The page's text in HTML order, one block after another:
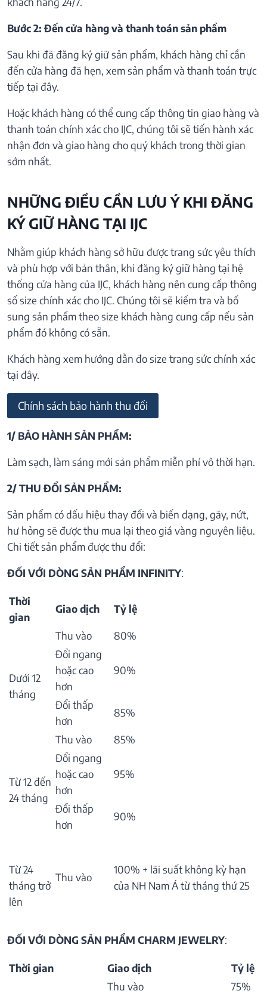
Bước 2: Đến cửa hàng và thanh toán sản phẩm
Sau khi đã đăng ký giữ sản phẩm, khách hàng chỉ cần
đến cửa hàng đã hẹn, xem sản phẩm và thanh toán trực
tiếp tại đây.
Hoặc khách hàng có thể cung cấp thông tin giao hàng và
thanh toán chính xác cho IJC, chúng tôi sẽ tiến hành xác
nhận đơn và giao hàng cho quý khách trong thời gian
sớm nhất.
NHỮNG ĐIỀU CẦN LƯU Ý KHI ĐĂNG
KÝ GIỮ HÀNG TẠI IJC
Nhằm giúp khách hàng sở hữu được trang sức yêu thích
và phù hợp với bản thân, khi đăng ký giữ hàng tại hệ
thống cửa hàng của IJC, khách hàng nên cung cấp thông
số size chính xác cho IJC. Chúng tôi sẽ kiểm tra và bổ
sung sản phẩm theo size khách hàng cung cấp nếu sản
phẩm đó không có sẵn.
Khách hàng xem hướng dẫn đo size trang sức chính xác
tại đây.
Chính sách bảo hành thu đổi
1/ BẢO HÀNH SẢN PHẨM:
Làm sạch, làm sáng mới sản phẩm miễn phí vô thời hạn.
2/ THU ĐỔI SẢN PHẨM:
Sản phẩm có dấu hiệu thay đổi và biến dạng, gãy, nứt,
hư hỏng sẽ được thu mua lại theo giá vàng nguyên liệu.
Chi tiết sản phẩm được thu đổi:
ĐỐI VỚI DÒNG SẢN PHẨM INFINITY:
Thời
gian
Giao dịch Tỷ lệ
Dưới 12
tháng
Thu vào
80%
Đổi ngang
hoặc cao
hơn
90%
Đổi thấp
hơn
85%
Từ 12 đến
24 tháng
Thu vào
85%
Đổi ngang
hoặc cao
hơn
95%
Đổi thấp
hơn
90%
Từ 24
tháng trở
lên
Thu vào
100% + lãi suất không kỳ hạn
của NH Nam Á từ tháng thứ 25
ĐỐI VỚI DÒNG SẢN PHẨM CHARM JEWELRY:
Thời gian Giao dịch Tỷ lệ
Thu vào
75%